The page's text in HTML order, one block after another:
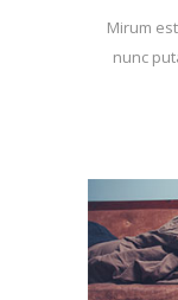
Mirum
nunc